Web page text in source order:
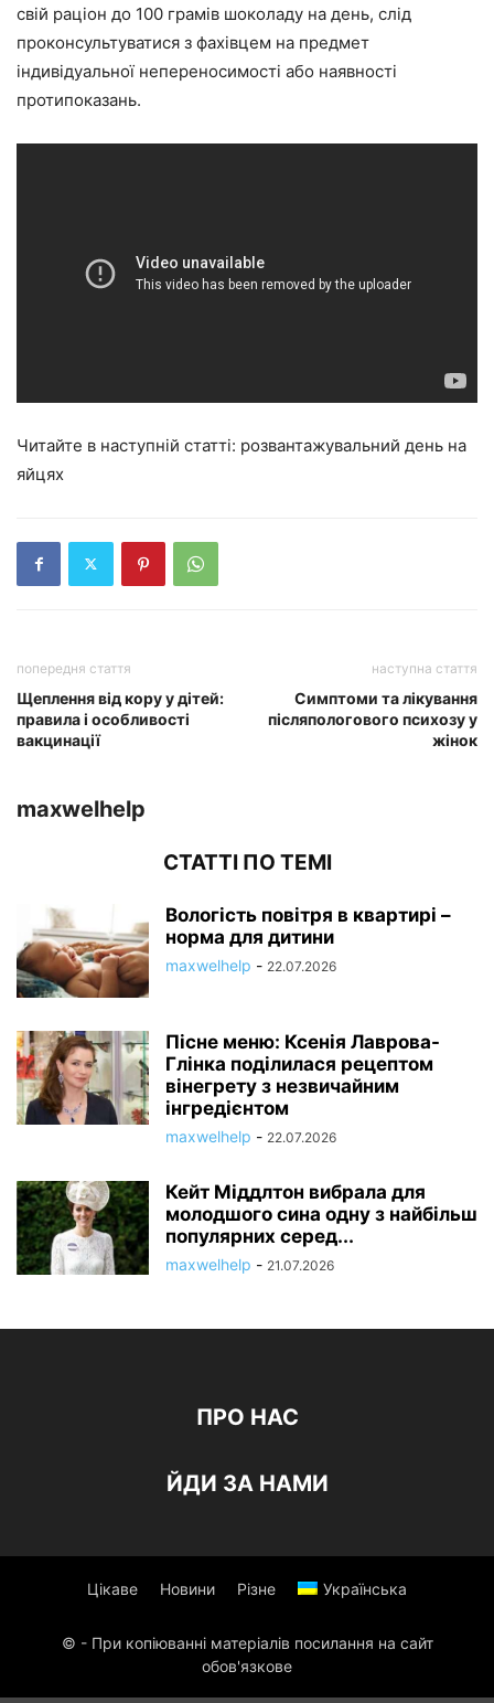
свій раціон до 100 грамів шоколаду на день, слід
проконсультуватися з фахівцем на предмет
індивідуальної непереносимості або наявності
протипоказань.
Читайте в наступній статті: розвантажувальний день на
яйцях
попередня стаття
Щеплення від кору у дітей:
правила і особливості
вакцинації
наступна стаття
Симптоми та лікування
післяпологового психозу у
жінок
maxwelhelp
СТАТТІ ПО ТЕМІ
Вологість повітря в квартирі –
норма для дитини
maxwelhelp - 22.07.2026
Пісне меню: Ксенія Лаврова-
Глінка поділилася рецептом
вінегрету з незвичайним
інгредієнтом
maxwelhelp - 22.07.2026
Кейт Міддлтон вибрала для
молодшого сина одну з найбільш
популярних серед...
maxwelhelp - 21.07.2026
ПРО НАС
ЙДИ ЗА НАМИ
Цікаве Новини Різне Українська
© - При копіюванні матеріалів посилання на сайт
обов'язкове